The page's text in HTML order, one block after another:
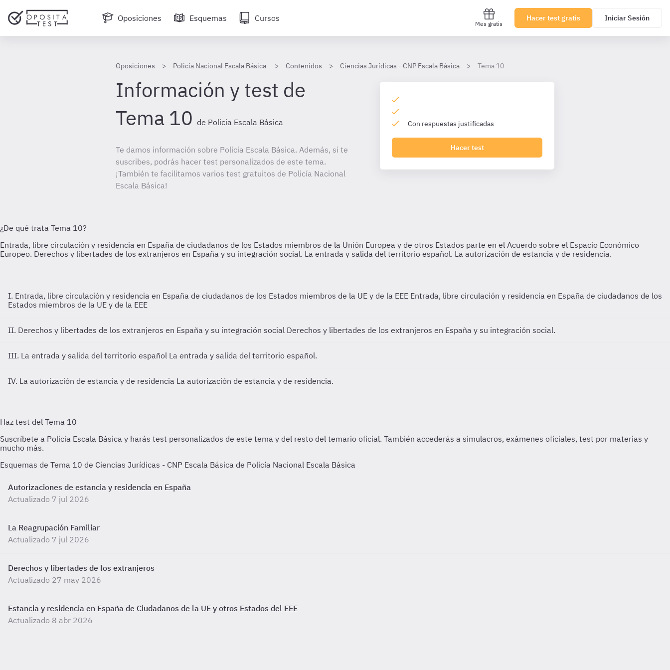
Oposiciones Esquemas Cursos
Mes gratis
Hacer test gratis Iniciar Sesión
Oposiciones Policía Nacional Escala Básica Contenidos Ciencias Jurídicas - CNP Escala Básica Tema 10
Información y test de
Tema 10 de Policia Escala Básica
Te damos información sobre Policia Escala Básica. Además, si te
suscribes, podrás hacer test personalizados de este tema.
¡También te facilitamos varios test gratuitos de Policía Nacional
Escala Básica!
Con respuestas justificadas
Hacer test
I. Entrada, libre circulación y residencia en España de ciudadanos de los Estados miembros de la UE y de la EEE Entrada, libre circulación y residencia en España de ciudadanos de los
Estados miembros de la UE y de la EEE
II. Derechos y libertades de los extranjeros en España y su integración social Derechos y libertades de los extranjeros en España y su integración social.
III. La entrada y salida del territorio español La entrada y salida del territorio español.
IV. La autorización de estancia y de residencia La autorización de estancia y de residencia.
Esquemas de Tema 10 de Ciencias Jurídicas - CNP Escala Básica de Policía Nacional Escala Básica
Autorizaciones de estancia y residencia en España
Actualizado 7 jul 2026
La Reagrupación Familiar
Actualizado 7 jul 2026
Derechos y libertades de los extranjeros
Actualizado 27 may 2026
Estancia y residencia en España de Ciudadanos de la UE y otros Estados del EEE
Actualizado 8 abr 2026